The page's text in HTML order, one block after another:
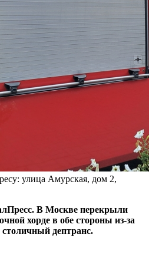
улица Амурская, дом 2,
В Москве перекрыли
хорде в обе стороны из-за
дептранс.